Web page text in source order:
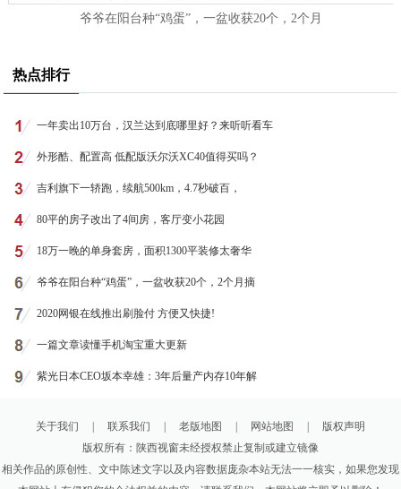
爷爷在阳台种“鸡蛋”，一盆收获20个，2个月
热点排行
一年卖出10万台，汉兰达到底哪里好？来听听看车
外形酷、配置高 低配版沃尔沃XC40值得买吗？
吉利旗下一轿跑，续航500km，4.7秒破百，
80平的房子改出了4间房，客厅变小花园
18万一晚的单身套房，面积1300平装修太奢华
爷爷在阳台种“鸡蛋”，一盆收获20个，2个月摘
2020网银在线推出刷脸付 方便又快捷!
一篇文章读懂手机淘宝重大更新
紫光日本CEO坂本幸雄：3年后量产内存10年解
关于我们 联系我们 老版地图 网站地图
版权声明
版权所有：陕西视窗未经授权禁止复制或建立镜像
相关作品的原创性、文中陈述文字以及内容数据庞杂本站无法一一核实，如果您发现